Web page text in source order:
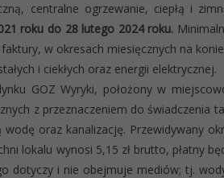
centralne ogrzewanie, ciepłą i
roku do 28 lutego 2024 roku.
w okresach miesięcznych na
i ciekłych oraz energii elektrycznej.
GOZ Wyryki, położony w
z przeznaczeniem do świadczenia
oraz kanalizację. Przewidywany
lokalu wynosi 5,15 zł brutto, płatny
dotyczy i nie obejmuje mediów; tj.